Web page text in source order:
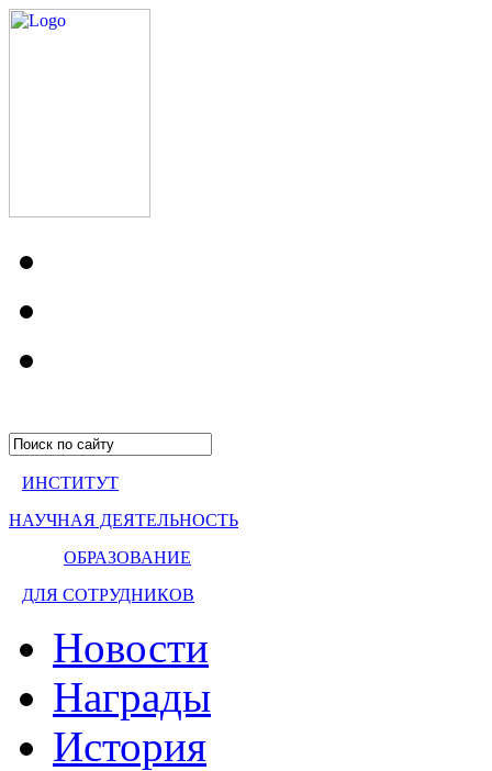
ИНСТИТУТ
НАУЧНАЯ ДЕЯТЕЛЬНОСТЬ
ОБРАЗОВАНИЕ
ДЛЯ СОТРУДНИКОВ
Новости
Награды
История